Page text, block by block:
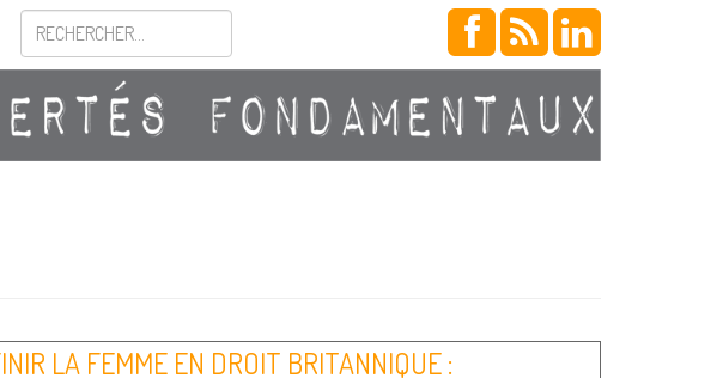
LA FEMME EN DROIT BRITANNIQUE :